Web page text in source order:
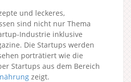
und leckeres,
sind nicht nur Thema
Industrie inklusive
Die Startups werden
porträtiert wie die
Startups aus dem Bereich
zeigt.